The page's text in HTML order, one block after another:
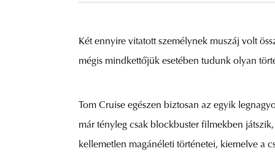
Két ennyire vitatott személynek muszáj volt
mégis mindkettőjük esetében tudunk olyan
Tom Cruise egészen biztosan az egyik
már tényleg csak blockbuster filmekben
kellemetlen magánéleti történetei, kiemelve a